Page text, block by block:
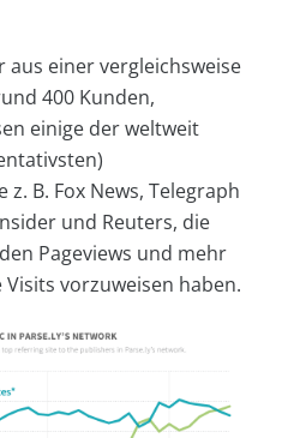
einer vergleichsweise
400 Kunden,
einige der weltweit
B. Fox News, Telegraph
und Reuters, die
Pageviews und mehr
vorzuweisen haben.